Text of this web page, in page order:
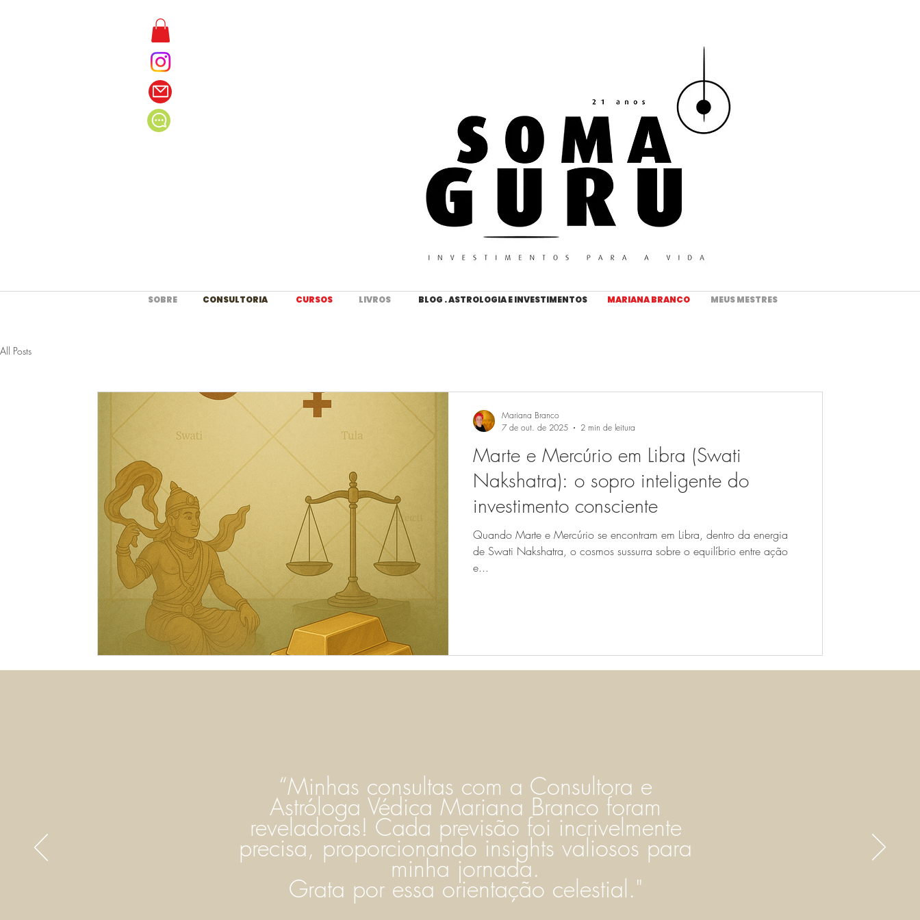
SOBRE CONSULTORIA CURSOS LIVROS BLOG . ASTROLOGIA E INVESTIMENTOS MARIANA BRANCO MEUS MESTRES
All Posts
Marte e Mercúrio em Libra (Swati
Nakshatra): o sopro inteligente do
investimento consciente
Quando Marte e Mercúrio se encontram em Libra, dentro da energia
de Swati Nakshatra, o cosmos sussurra sobre o equilíbrio entre ação
e...
Mariana Branco
7 de out. de 2025
2 min de leitura
“Minhas consultas com a Consultora e
Astróloga Védica Mariana Branco foram
reveladoras! Cada previsão foi incrivelmente
precisa, proporcionando insights valiosos para
minha jornada.
Grata por essa orientação celestial."